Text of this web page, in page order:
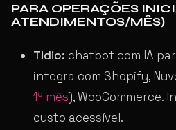
PARA OPERAÇÕES
ATENDIMENTOS/MÊS)
Tidio: chatbot com IA
integra com Shopify,
1º mês), WooCommerce.
custo acessível.